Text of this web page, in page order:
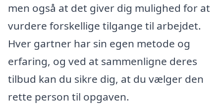
men også at det giver dig mulighed for at
vurdere forskellige tilgange til arbejdet.
Hver gartner har sin egen metode og
erfaring, og ved at sammenligne deres
tilbud kan du sikre dig, at du vælger den
rette person til opgaven.